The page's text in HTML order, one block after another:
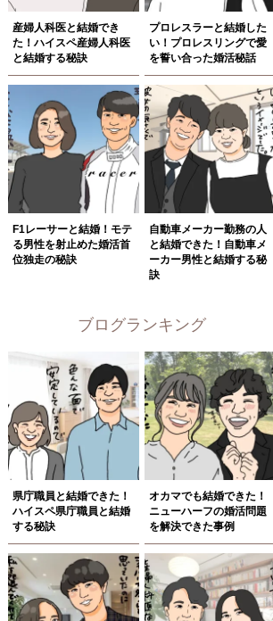
産婦人科医と結婚でき
た！ハイスペ産婦人科医
と結婚する秘訣
プロレスラーと結婚した
い！プロレスリングで愛
を誓い合った婚活秘話
F1レーサーと結婚！モテ
る男性を射止めた婚活首
位独走の秘訣
自動車メーカー勤務の人
と結婚できた！自動車メ
ーカー男性と結婚する秘
訣
ブログランキング
県庁職員と結婚できた！
ハイスペ県庁職員と結婚
する秘訣
オカマでも結婚できた！
ニューハーフの婚活問題
を解決できた事例